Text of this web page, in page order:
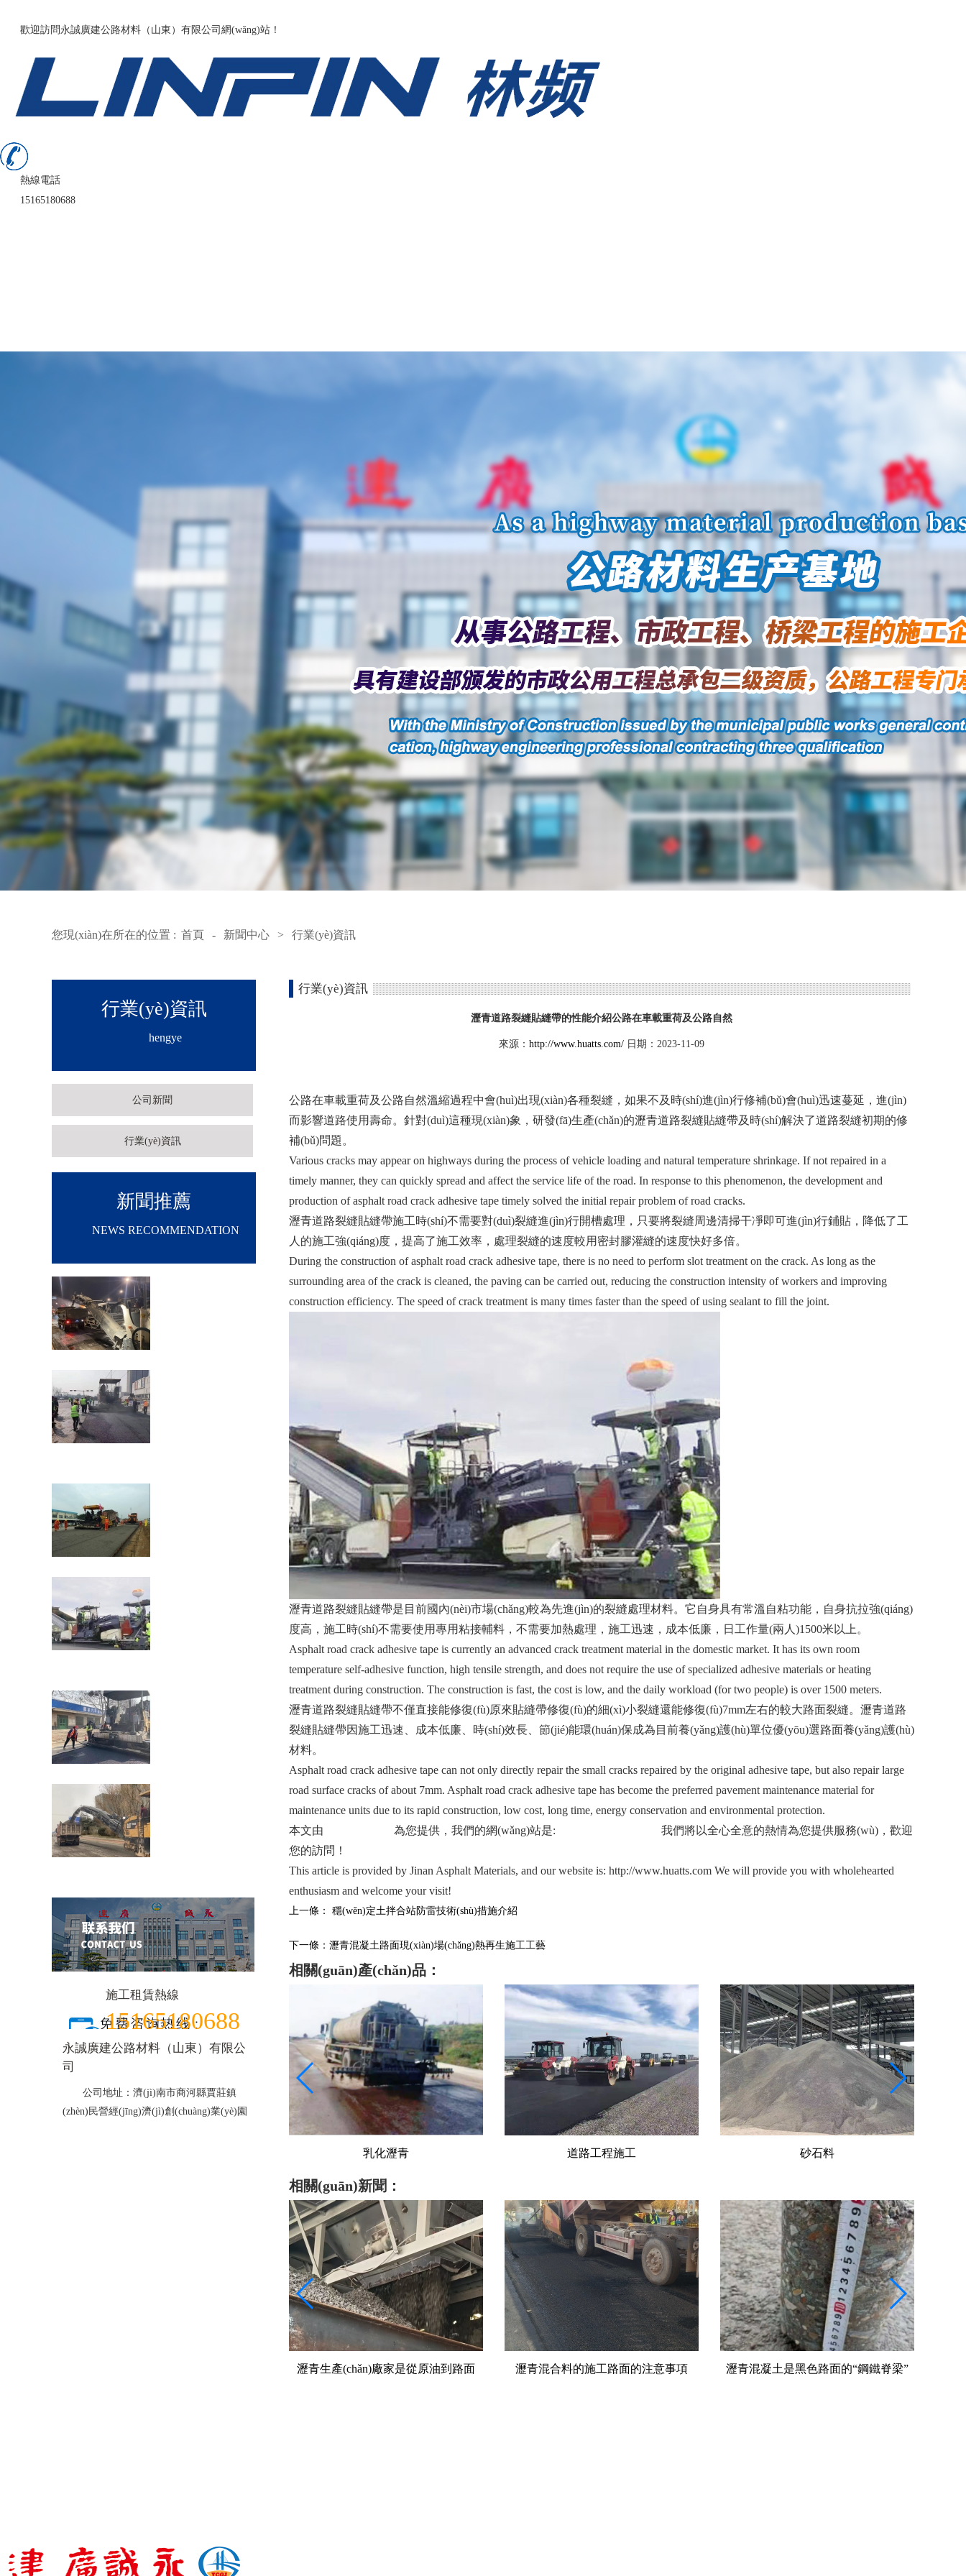
歡迎訪問永誠廣建公路材料（山東）有限公司網(wǎng)站！
熱線電話
15165180688
您現(xiàn)在所在的位置 : 首頁 - 新聞中心 > 行業(yè)資訊
行業(yè)資訊
hengye
公司新聞
行業(yè)資訊
新聞推薦
NEWS RECOMMENDATION
施工租賃熱線
15165180688
永誠廣建公路材料（山東）有限公
司
公司地址：濟(jì)南市商河縣賈莊鎮
(zhèn)民營經(jīng)濟(jì)創(chuàng)業(yè)園
行業(yè)資訊
瀝青道路裂縫貼縫帶的性能介紹公路在車載重荷及公路自然
來源： http://www.huatts.com/ 日期：2023-11-09
公路在車載重荷及公路自然溫縮過程中會(huì)出現(xiàn)各種裂縫，如果不及時(shí)進(jìn)行修補(bǔ)會(huì)迅速蔓延，進(jìn)
而影響道路使用壽命。針對(duì)這種現(xiàn)象，研發(fā)生產(chǎn)的瀝青道路裂縫貼縫帶及時(shí)解決了道路裂縫初期的修
補(bǔ)問題。
Various cracks may appear on highways during the process of vehicle loading and natural temperature shrinkage. If not repaired in a
timely manner, they can quickly spread and affect the service life of the road. In response to this phenomenon, the development and
production of asphalt road crack adhesive tape timely solved the initial repair problem of road cracks.
瀝青道路裂縫貼縫帶施工時(shí)不需要對(duì)裂縫進(jìn)行開槽處理，只要將裂縫周邊清掃干凈即可進(jìn)行鋪貼，降低了工
人的施工強(qiáng)度，提高了施工效率，處理裂縫的速度較用密封膠灌縫的速度快好多倍。
During the construction of asphalt road crack adhesive tape, there is no need to perform slot treatment on the crack. As long as the
surrounding area of the crack is cleaned, the paving can be carried out, reducing the construction intensity of workers and improving
construction efficiency. The speed of crack treatment is many times faster than the speed of using sealant to fill the joint.
瀝青道路裂縫貼縫帶是目前國內(nèi)市場(chǎng)較為先進(jìn)的裂縫處理材料。它自身具有常溫自粘功能，自身抗拉強(qiáng)
度高，施工時(shí)不需要使用專用粘接輔料，不需要加熱處理，施工迅速，成本低廉，日工作量(兩人)1500米以上。
Asphalt road crack adhesive tape is currently an advanced crack treatment material in the domestic market. It has its own room
temperature self-adhesive function, high tensile strength, and does not require the use of specialized adhesive materials or heating
treatment during construction. The construction is fast, the cost is low, and the daily workload (for two people) is over 1500 meters.
瀝青道路裂縫貼縫帶不僅直接能修復(fù)原來貼縫帶修復(fù)的細(xì)小裂縫還能修復(fù)7mm左右的較大路面裂縫。瀝青道路
裂縫貼縫帶因施工迅速、成本低廉、時(shí)效長、節(jié)能環(huán)保成為目前養(yǎng)護(hù)單位優(yōu)選路面養(yǎng)護(hù)
材料。
Asphalt road crack adhesive tape can not only directly repair the small cracks repaired by the original adhesive tape, but also repair large
road surface cracks of about 7mm. Asphalt road crack adhesive tape has become the preferred pavement maintenance material for
maintenance units due to its rapid construction, low cost, long time, energy conservation and environmental protection.
本文由
為您提供，我們的網(wǎng)站是:
我們將以全心全意的熱情為您提供服務(wù)，歡迎
您的訪問！
This article is provided by Jinan Asphalt Materials, and our website is: http://www.huatts.com We will provide you with wholehearted
enthusiasm and welcome your visit!
上一條： 穩(wěn)定土拌合站防雷技術(shù)措施介紹
下一條：瀝青混凝土路面現(xiàn)場(chǎng)熱再生施工工藝
相關(guān)產(chǎn)品：
道路工程施工 砂石料 水穩(wěn)料
相關(guān)新聞：
瀝青混合料的施工路面的注意事項 瀝青混凝土是黑色路面的“鋼鐵脊梁” 壓路機(jī)是密實(shí)度的公路施工中守